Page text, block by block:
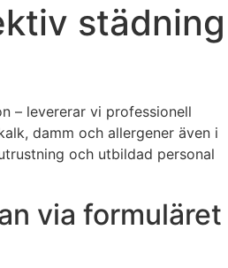
städning
– levererar vi professionell
damm och allergener även i
och utbildad personal
via formuläret